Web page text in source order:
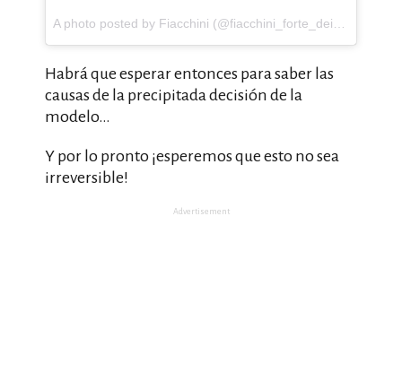
Habrá que esperar entonces para saber las
causas de la precipitada decisión de la
modelo…
Y por lo pronto ¡esperemos que esto no sea
irreversible!
Advertisement